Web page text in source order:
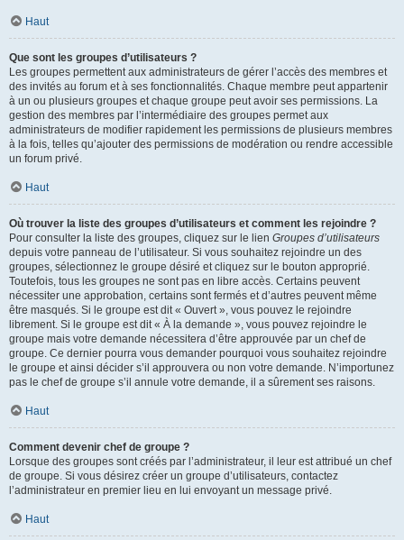
Haut
Que sont les groupes d’utilisateurs ?
Les groupes permettent aux administrateurs de gérer l’accès des membres et
des invités au forum et à ses fonctionnalités. Chaque membre peut appartenir
à un ou plusieurs groupes et chaque groupe peut avoir ses permissions. La
gestion des membres par l’intermédiaire des groupes permet aux
administrateurs de modifier rapidement les permissions de plusieurs membres
à la fois, telles qu’ajouter des permissions de modération ou rendre accessible
un forum privé.
Haut
Où trouver la liste des groupes d’utilisateurs et comment les rejoindre ?
Pour consulter la liste des groupes, cliquez sur le lien Groupes d’utilisateurs
depuis votre panneau de l’utilisateur. Si vous souhaitez rejoindre un des
groupes, sélectionnez le groupe désiré et cliquez sur le bouton approprié.
Toutefois, tous les groupes ne sont pas en libre accès. Certains peuvent
nécessiter une approbation, certains sont fermés et d’autres peuvent même
être masqués. Si le groupe est dit « Ouvert », vous pouvez le rejoindre
librement. Si le groupe est dit « À la demande », vous pouvez rejoindre le
groupe mais votre demande nécessitera d’être approuvée par un chef de
groupe. Ce dernier pourra vous demander pourquoi vous souhaitez rejoindre
le groupe et ainsi décider s’il approuvera ou non votre demande. N’importunez
pas le chef de groupe s’il annule votre demande, il a sûrement ses raisons.
Haut
Comment devenir chef de groupe ?
Lorsque des groupes sont créés par l’administrateur, il leur est attribué un chef
de groupe. Si vous désirez créer un groupe d’utilisateurs, contactez
l’administrateur en premier lieu en lui envoyant un message privé.
Haut